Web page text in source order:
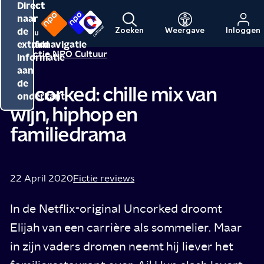
Direct
naar
de
inhoud
Direct
naar
de
hoofdnavigatie
Direct
naar
de
extra
informatie
aan
de
onderkant
Menu
Naar
de
NPO
Naar
de
NPO
Cultuur
Zoeken Weergave Inloggen
Redactie NPO Cultuur
Uncorked: chille mix van
wijn, hiphop en
familiedrama
22 April 2020Fictie reviews
In de Netflix-original Uncorked droomt
Elijah van een carrière als sommelier. Maar
in zijn vaders dromen neemt hij liever het